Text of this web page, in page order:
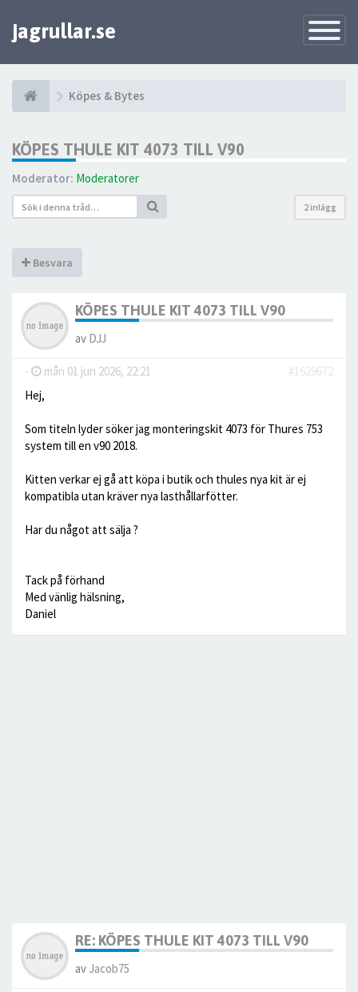
Toggle
jagrullar.se
Köpes & Bytes
KÖPES THULE KIT 4073 TILL V90
Moderator: Moderatorer
2 inlägg
Besvara
KÖPES THULE KIT 4073 TILL V90
av DJJ
- mån 01 jun 2026, 22:21
#1629672
Hej,
Som titeln lyder söker jag monteringskit 4073 för Thures 753
system till en v90 2018.
Kitten verkar ej gå att köpa i butik och thules nya kit är ej
kompatibla utan kräver nya lasthållarfötter.
Har du något att sälja ?
Tack på förhand
Med vänlig hälsning,
Daniel
RE: KÖPES THULE KIT 4073 TILL V90
av Jacob75